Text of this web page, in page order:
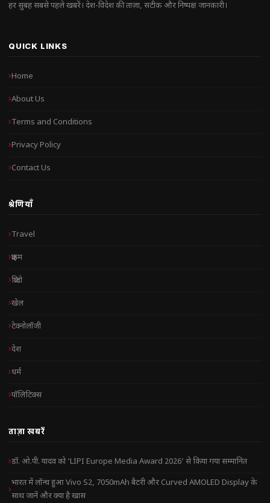
हर सुबह सबसे पहले खबरें। देश-विदेश की ताज़ा, सटीक और निष्पक्ष जानकारी।
QUICK LINKS
Home
About Us
Terms and Conditions
Privacy Policy
Contact Us
श्रेणियाँ
Travel
क्राइम
क्रिप्टो
खेल
टेक्नोलॉजी
देश
धर्म
पॉलिटिक्स
ताज़ा खबरें
डॉ. ओ.पी. यादव को ‘LIPI Europe Media Award 2026’ से किया गया सम्मानित
भारत में लॉन्च हुआ Vivo S2, 7050mAh बैटरी और Curved AMOLED Display के
साथ जानें और क्या है खास